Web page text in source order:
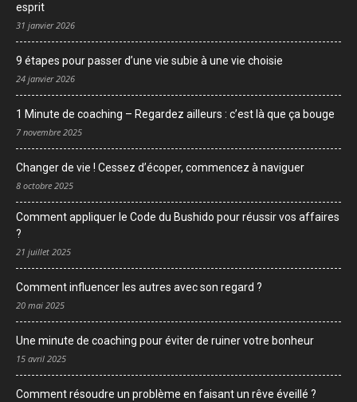
esprit
31 janvier 2026
9 étapes pour passer d’une vie subie à une vie choisie
24 janvier 2026
1 Minute de coaching – Regardez ailleurs : c’est là que ça bouge
7 novembre 2025
Changer de vie ! Cessez d’écoper, commencez à naviguer
8 octobre 2025
Comment appliquer le Code du Bushido pour réussir vos affaires
?
21 juillet 2025
Comment influencer les autres avec son regard ?
20 mai 2025
Une minute de coaching pour éviter de ruiner votre bonheur
15 avril 2025
Comment résoudre un problème en faisant un rêve éveillé ?